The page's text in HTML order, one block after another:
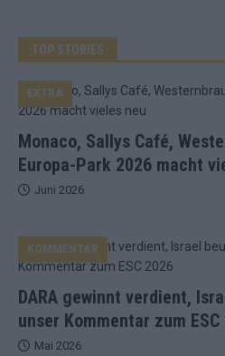
TOP STORIES
Monaco, Sallys Café,
Europa-Park 2026 macht
EXTRA
Juni 2026
DARA gewinnt verdient,
unser Kommentar zum ESC
KOMMENTAR
Mai 2026